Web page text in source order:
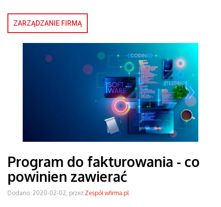
ZARZĄDZANIE FIRMĄ
Program do fakturowania - co
powinien zawierać
Dodano: 2020-02-02, przez Zespół wfirma.pl